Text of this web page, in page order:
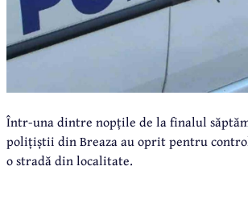
Într-una dintre nopțile de la finalul
polițiștii din Breaza au oprit pentru
o stradă din localitate.